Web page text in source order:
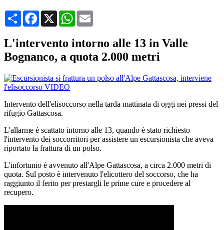
CondividiFacebook
X WhatsApp
L'intervento intorno alle 13 in Valle
Bognanco, a quota 2.000 metri
Intervento dell'elisoccorso nella tarda mattinata di oggi nei pressi del
rifugio Gattascosa.
L'allarme è scattato intorno alle 13, quando è stato richiesto
l'intervento dei soccorritori per assistere un escursionista che aveva
riportato la frattura di un polso.
L'infortunio è avvenuto all'Alpe Gattascosa, a circa 2.000 metri di
quota. Sul posto è intervenuto l'elicottero del soccorso, che ha
raggiunto il ferito per prestargli le prime cure e procedere al
recupero.